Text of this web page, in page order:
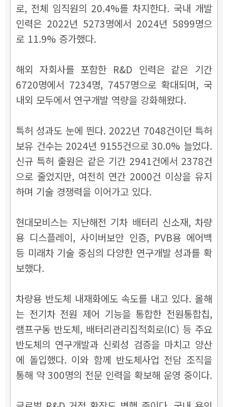
로, 전체 임직원의 20.4%를 차지한다. 국내 개발
인력은 2022년 5273명에서 2024년 5899명으
로 11.9% 증가했다.
해외 자회사를 포함한 R&D 인력은 같은 기간
6720명에서 7234명, 7457명으로 확대되며, 국
내외 모두에서 연구개발 역량을 강화해왔다.
특허 성과도 눈에 띈다. 2022년 7048건이던 특허
보유 건수는 2024년 9155건으로 30.0% 늘었다.
신규 특허 출원은 같은 기간 2941건에서 2378건
으로 줄었지만, 여전히 연간 2000건 이상을 유지
하며 기술 경쟁력을 이어가고 있다.
현대모비스는 지난해전 기차 배터리 신소재, 차량
용 디스플레이, 사이버보안 인증, PVB용 에어백
등 미래차 기술 중심의 다양한 연구개발 성과를 확
보했다.
차량용 반도체 내재화에도 속도를 내고 있다. 올해
는 전기차 전원 제어 기능을 통합한 전원통합칩,
램프구동 반도체, 배터리관리집적회로(IC) 등 주요
반도체의 연구개발과 신뢰성 검증을 마치고 양산
에 돌입했다. 이와 함께 반도체사업 전담 조직을
통해 약 300명의 전문 인력을 확보해 운영 중이다.